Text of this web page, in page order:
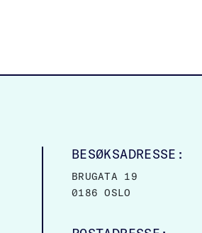
BESØKSADRESSE:
BRUGATA 19
0186 OSLO